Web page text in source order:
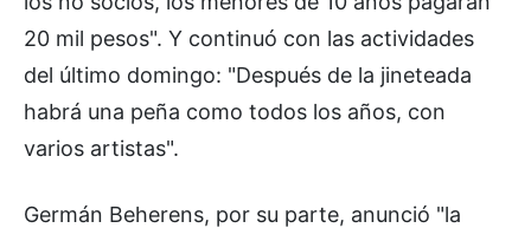
20 mil pesos". Y continuó con las actividades
del último domingo: "Después de la jineteada
habrá una peña como todos los años, con
varios artistas".
Germán Beherens, por su parte, anunció "la